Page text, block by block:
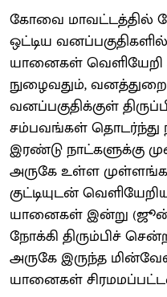
கோவை மாவட்டத்தில்
ஒட்டிய
யானைகள் வெளியேறி
நுழைவதும்,
வனப்பகுதிக்குள்
சம்பவங்கள் தொடர்ந்து
இரண்டு நாட்களுக்கு
அருகே உள்ள
குட்டியுடன்
யானைகள் இன்று (ஜூன்
நோக்கி திரும்பிச்
அருகே இருந்த
யானைகள்